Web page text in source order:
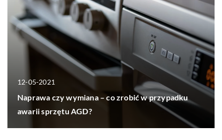
12-05-2021
Naprawa czy wymiana – co zrobić w przypadku
awarii sprzętu AGD?